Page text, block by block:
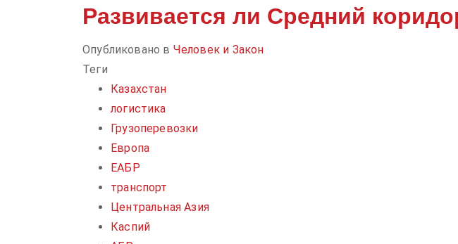
Развивается ли Средний
Опубликовано в Человек и Закон
Теги
Казахстан
логистика
Грузоперевозки
Европа
ЕАБР
транспорт
Центральная Азия
Каспий